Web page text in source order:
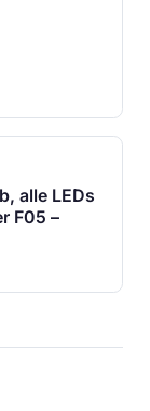
alle LEDs
F05 –